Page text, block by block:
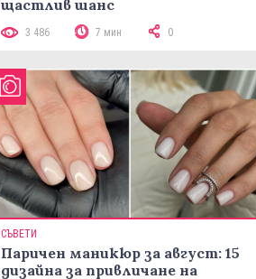
щастлив шанс
3 486 7 мин 0
СЪВЕТИ
Паричен маникюр за август: 15
дизайна за привличане на